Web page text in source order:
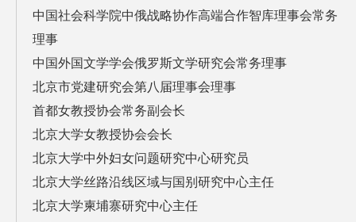
中国社会科学院中俄战略协作高端合作智库理事会常务
理事
中国外国文学学会俄罗斯文学研究会常务理事
北京市党建研究会第八届理事会理事
首都女教授协会常务副会长
北京大学女教授协会会长
北京大学中外妇女问题研究中心研究员
北京大学丝路沿线区域与国别研究中心主任
北京大学柬埔寨研究中心主任